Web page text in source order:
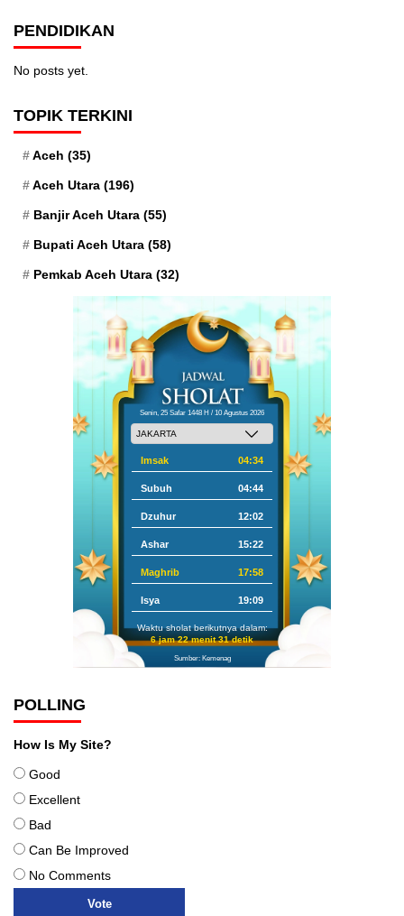
PENDIDIKAN
No posts yet.
TOPIK TERKINI
Aceh (35)
Aceh Utara (196)
Banjir Aceh Utara (55)
Bupati Aceh Utara (58)
Pemkab Aceh Utara (32)
Senin, 25 Safar 1448 H / 10 Agustus 2026
Imsak 04:34
Subuh 04:44
Dzuhur 12:02
Ashar 15:22
Maghrib 17:58
Isya 19:09
Waktu sholat berikutnya dalam:
6 jam 22 menit 30 detik
Sumber: Kemenag
POLLING
How Is My Site?
Good
Excellent
Bad
Can Be Improved
No Comments